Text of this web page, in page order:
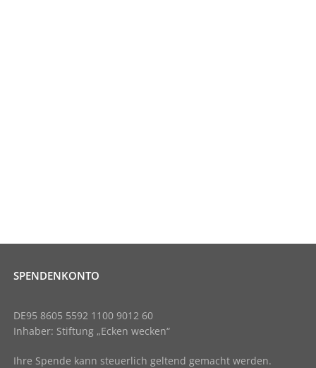
SPENDENKONTO
DE95 8605 5592 1100 9012 60
Inhaber: Stiftung „Ecken wecken“
Ihre Spende kann steuerlich geltend gemacht werden.